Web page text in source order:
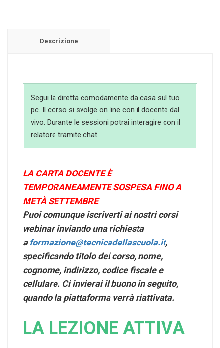
Descrizione
Segui la diretta comodamente da casa sul tuo
pc. Il corso si svolge on line con il docente dal
vivo. Durante le sessioni potrai interagire con il
relatore tramite chat.
LA CARTA DOCENTE È
TEMPORANEAMENTE SOSPESA FINO A
METÀ SETTEMBRE
Puoi comunque iscriverti ai nostri corsi
webinar inviando una richiesta
aformazione@tecnicadellascuola.it,
specificando titolo del corso, nome,
cognome, indirizzo, codice fiscale e
cellulare. Ci invierai il buono in seguito,
quando la piattaforma verrà riattivata.
LA LEZIONE ATTIVA